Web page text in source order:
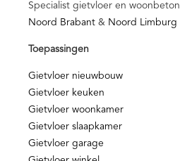
Specialist gietvloer en woonbeton
Noord Brabant & Noord Limburg
Toepassingen
Gietvloer nieuwbouw
Gietvloer keuken
Gietvloer woonkamer
Gietvloer slaapkamer
Gietvloer garage